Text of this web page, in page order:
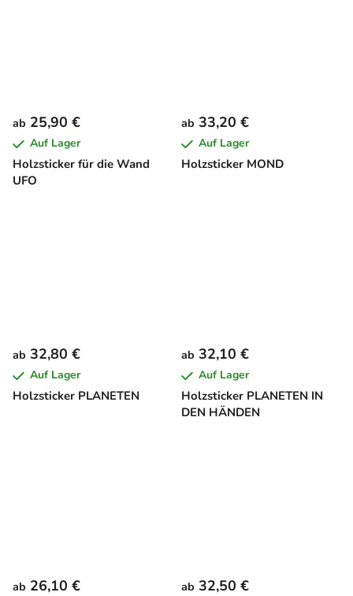
Holzsticker für die Wand
UFO
ab 25,90 €
Auf Lager
Holzsticker MOND
ab 33,20 €
Auf Lager
Holzsticker PLANETEN
ab 32,80 €
Auf Lager
Holzsticker PLANETEN IN
DEN HÄNDEN
ab 32,10 €
Auf Lager
ab 26,10 € ab 32,50 €